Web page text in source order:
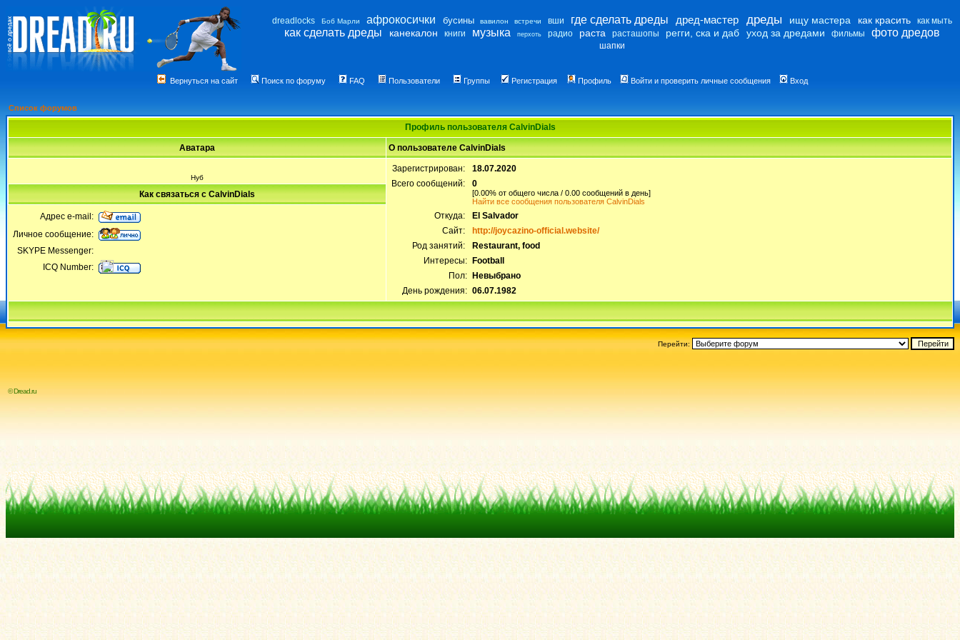
dreadlocks Боб Марли афрокосички бусины вавилон встречи вши где сделать дреды дред-мастер дреды ищу мастера как красить как мыть
как сделать дреды канекалон книги музыка перхоть радио раста расташопы регги, ска и даб уход за дредами фильмы фото дредов
шапки
Вернуться на сайт Поиск по форуму FAQ Пользователи Группы Регистрация Профиль Войти и проверить личные сообщения Вход
Список форумов
Профиль пользователя CalvinDials
Аватара О пользователе CalvinDials
Нуб
Зарегистрирован:
18.07.2020
Всего сообщений:
0
[0.00% от общего числа / 0.00 сообщений в день]
Найти все сообщения пользователя CalvinDials
Откуда:
El Salvador
Сайт:
http://joycazino-official.website/
Род занятий:
Restaurant, food
Интересы:
Football
Пол:
Невыбрано
День рождения: 06.07.1982
Как связаться с CalvinDials
Адрес e-mail:
Личное сообщение:
SKYPE Messenger:
ICQ Number:
Перейти:
© Dread.ru